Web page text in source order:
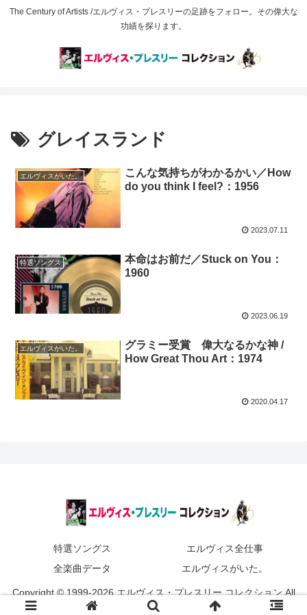
The Century of Artists /エルヴィス・プレスリーの足跡をフォロー。その偉大な
功績を探ります。
グレイスランド
エルヴィスがいた。
こんな気持ちがわかるかい／How
do you think I feel?：1956
2023.07.11
特選ソングス
本命はお前だ／Stuck on You：
1960
2023.06.19
エルヴィスがいた。
グラミー受賞 偉大なるかな神 /
How Great Thou Art：1974
2020.04.17
特選ソングス
エルヴィス全仕事
全楽曲データ
エルヴィスがいた。
Copyright © 1999-2026 エルヴィス・プレスリー コレクション All
Rights Reserved.